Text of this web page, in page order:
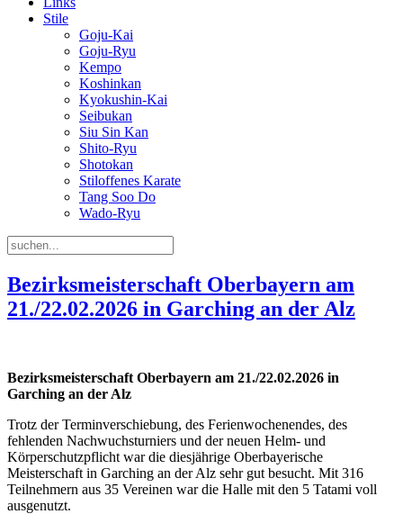
Stile
Goju-Kai
Goju-Ryu
Kempo
Koshinkan
Kyokushin-Kai
Seibukan
Siu Sin Kan
Shito-Ryu
Shotokan
Stiloffenes Karate
Tang Soo Do
Wado-Ryu
Bezirksmeisterschaft Oberbayern am
21./22.02.2026 in Garching an der Alz
Bezirksmeisterschaft Oberbayern am 21./22.02.2026 in
Garching an der Alz
Trotz der Terminverschiebung, des Ferienwochenendes, des
fehlenden Nachwuchsturniers und der neuen Helm- und
Körperschutzpflicht war die diesjährige Oberbayerische
Meisterschaft in Garching an der Alz sehr gut besucht. Mit 316
Teilnehmern aus 35 Vereinen war die Halle mit den 5 Tatami voll
ausgenutzt.